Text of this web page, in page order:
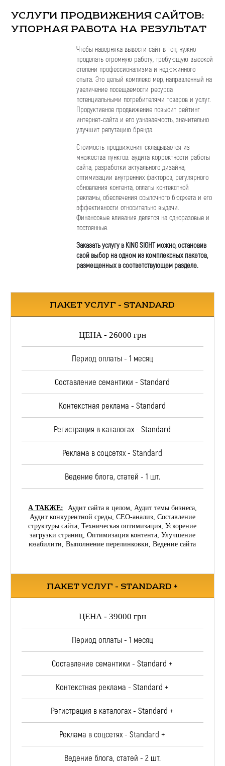
УСЛУГИ ПРОДВИЖЕНИЯ САЙТОВ:
УПОРНАЯ РАБОТА НА РЕЗУЛЬТАТ
Чтобы наверняка вывести сайт в топ, нужно
проделать огромную работу, требующую высокой
степени профессионализма и недюжинного
опыта. Это целый комплекс мер, направленный на
увеличение посещаемости ресурса
потенциальными потребителями товаров и услуг.
Продуктивное продвижение повысит рейтинг
интернет-сайта и его узнаваемость, значительно
улучшит репутацию бренда.
Стоимость продвижения складывается из
множества пунктов: аудита корректности работы
сайта, разработки актуального дизайна,
оптимизации внутренних факторов, регулярного
обновления контента, оплаты контекстной
рекламы, обеспечения ссылочного бюджета и его
эффективности относительно выдачи.
Финансовые вливания делятся на одноразовые и
постоянные.
Заказать услугу в KING SIGHT можно, остановив
свой выбор на одном из комплексных пакетов,
размещенных в соответствующем разделе.
ПАКЕТ УСЛУГ - STANDARD
ЦЕНА - 26000 грн
Период оплаты - 1 месяц
Составление семантики - Standard
Контекстная реклама - Standard
Регистрация в каталогах - Standard
Реклама в соцсетях - Standard
Ведение блога, статей - 1 шт.
А ТАКЖЕ:
Аудит сайта в целом, Аудит темы бизнеса,
Аудит конкурентной среды, СЕО-анализ, Составление
структуры сайта, Техническая оптимизация, Ускорение
загрузки страниц, Оптимизация контента, Улучшение
юзабилити, Выполнение перелинковки, Ведение сайта
ПАКЕТ УСЛУГ - STANDARD +
ЦЕНА - 39000 грн
Период оплаты - 1 месяц
Составление семантики - Standard +
Контекстная реклама - Standard +
Регистрация в каталогах - Standard +
Реклама в соцсетях - Standard +
Ведение блога, статей - 2 шт.